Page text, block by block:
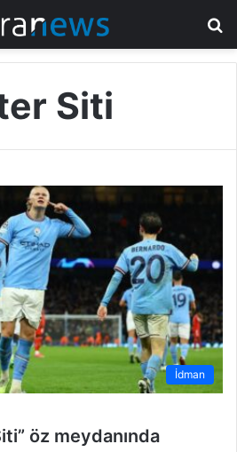
Siti
İdman
öz meydanında